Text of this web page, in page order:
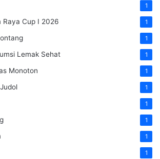
1
Raya Cup I 2026 1
1
Lemak Sehat 1
Monoton 1
1
1
1
1
1